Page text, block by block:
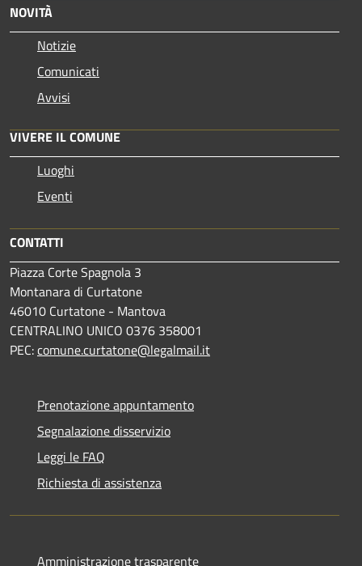
NOVITÀ
Notizie
Comunicati
Avvisi
VIVERE IL COMUNE
Luoghi
Eventi
CONTATTI
Piazza Corte Spagnola 3
Montanara di Curtatone
46010 Curtatone - Mantova
CENTRALINO UNICO 0376 358001
PEC:comune.curtatone@legalmail.it
Prenotazione appuntamento
Segnalazione disservizio
Leggi le FAQ
Richiesta di assistenza
Amministrazione trasparente